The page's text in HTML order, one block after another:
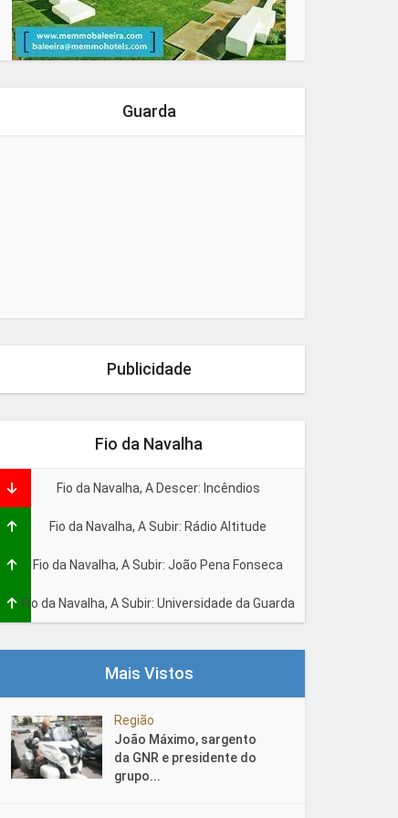
Guarda
Publicidade
Fio da Navalha
Fio da Navalha, A Descer: Incêndios
Fio da Navalha, A Subir: Rádio Altitude
Fio da Navalha, A Subir: João Pena Fonseca
Fio da Navalha, A Subir: Universidade da Guarda
Mais Vistos
Região
João Máximo, sargento
da GNR e presidente do
grupo...